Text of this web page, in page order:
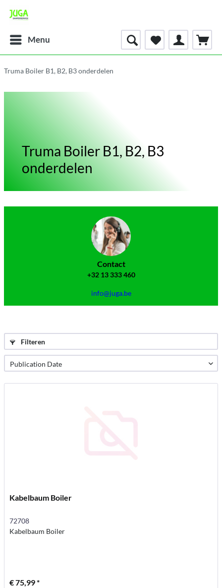
Menu
Truma Boiler B1, B2, B3 onderdelen
Truma Boiler B1, B2, B3
onderdelen
Contact
+32 13 333 460
info@juga.be
Filteren
Kabelbaum Boiler
72708
Kabelbaum Boiler
€ 75,99 *